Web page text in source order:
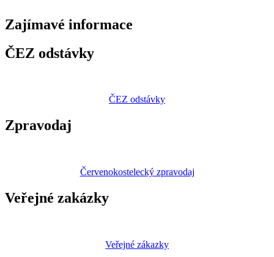
Zajímavé informace
ČEZ odstávky
ČEZ odstávky
Zpravodaj
Červenokostelecký zpravodaj
Veřejné zakázky
Veřejné zákazky